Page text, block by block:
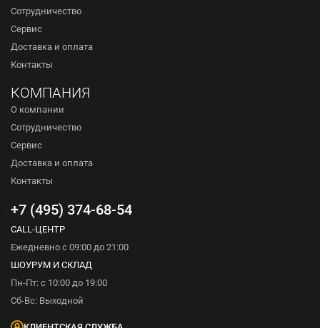
Сотрудничество
Сервис
Доставка и оплата
Контакты
КОМПАНИЯ
О компании
Сотрудничество
Сервис
Доставка и оплата
Контакты
+7 (495) 374-68-54
CALL-ЦЕНТР
Ежедневно с 09:00 до 21:00
ШОУРУМ И СКЛАД
Пн-Пт: с 10:00 до 19:00
Сб-Вс: Выходной